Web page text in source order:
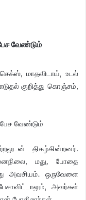
வேண்டும்
மாதவிடாய், உடல்
குறித்து கொஞ்சம்,
திகழ்கின்றனர்.
மது, போதை
அவசியம். ஒருவேளை
அவர்கள்